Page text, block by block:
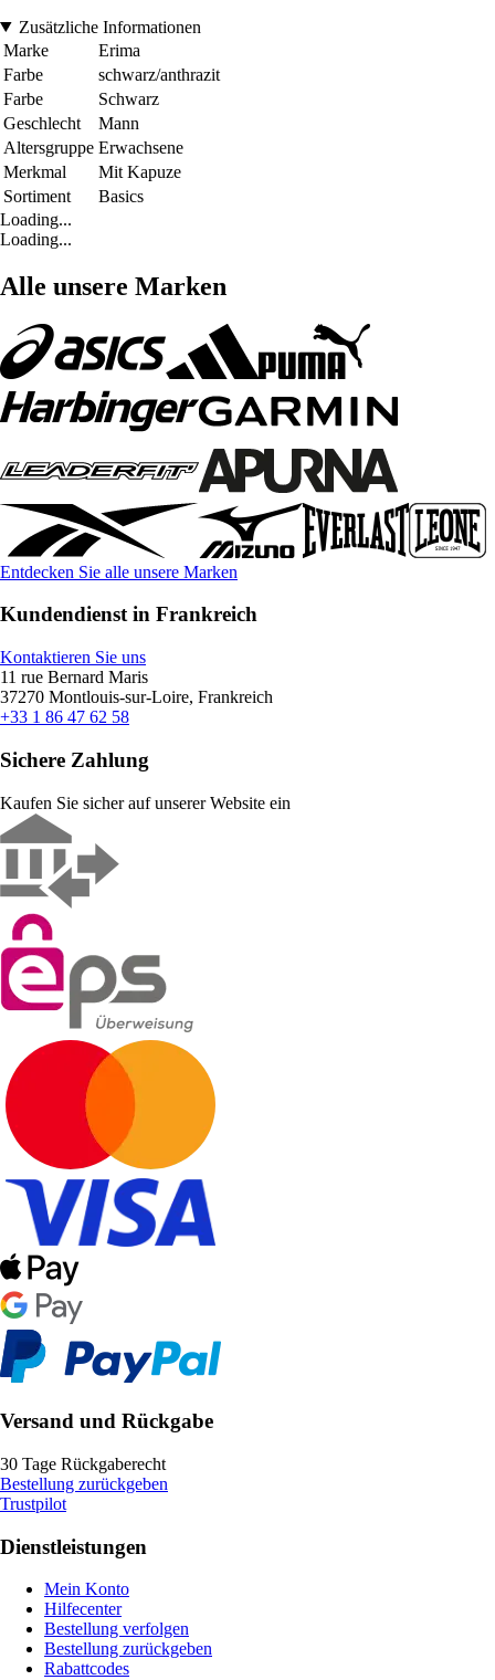
Zusätzliche Informationen
Marke
Erima
Farbe
schwarz/anthrazit
Farbe
Schwarz
Geschlecht
Mann
Altersgruppe Erwachsene
Merkmal
Mit Kapuze
Sortiment
Basics
Loading...
Loading...
Alle unsere Marken
Entdecken Sie alle unsere Marken
Kundendienst in Frankreich
Kontaktieren Sie uns
11 rue Bernard Maris
37270 Montlouis-sur-Loire, Frankreich
+33 1 86 47 62 58
Sichere Zahlung
Kaufen Sie sicher auf unserer Website ein
Versand und Rückgabe
30 Tage Rückgaberecht
Bestellung zurückgeben
Trustpilot
Dienstleistungen
Mein Konto
Hilfecenter
Bestellung verfolgen
Bestellung zurückgeben
Rabattcodes